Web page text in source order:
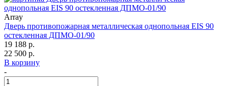
Array
Дверь противопожарная металлическая однопольная EIS 90
остекленная ДПМО-01/90
19 188 р.
22 500 р.
В корзину
-